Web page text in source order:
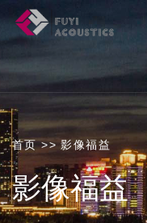
首页>>影像福益
影像福益